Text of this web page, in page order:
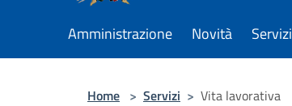
Amministrazione Novità Servizi
Home > Servizi > Vita lavorativa